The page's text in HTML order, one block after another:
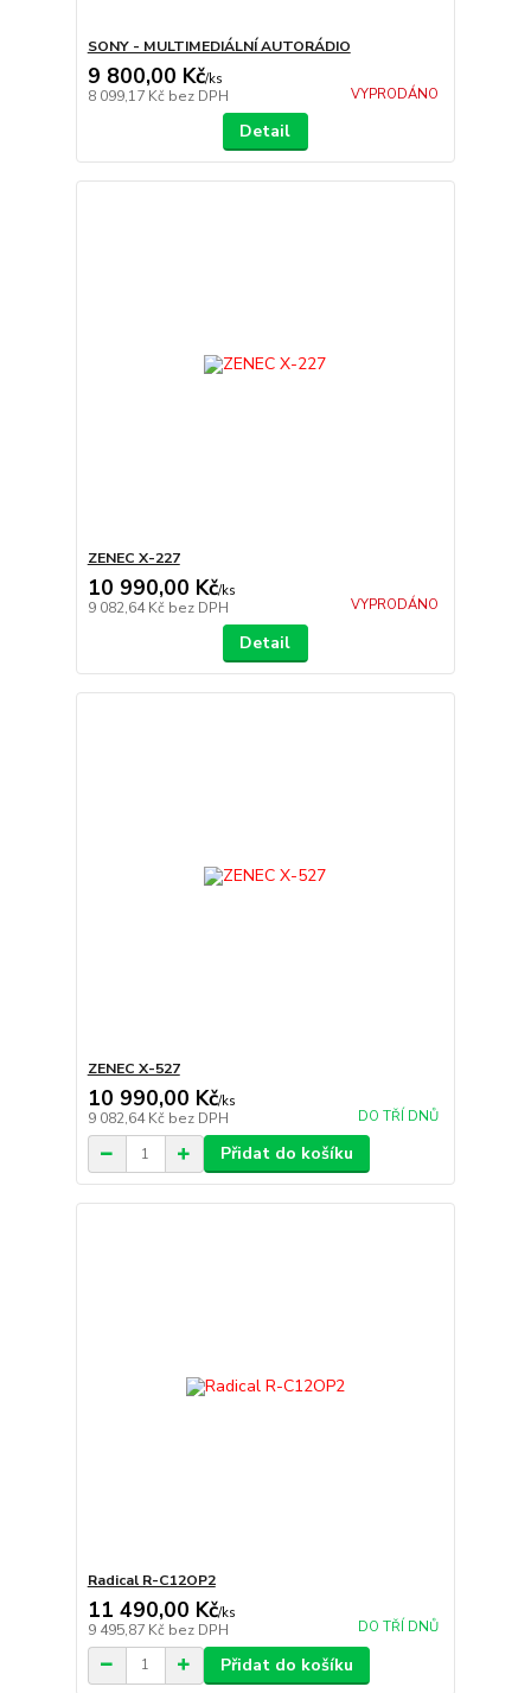
SONY - MULTIMEDIÁLNÍ AUTORÁDIO
9 800,00 Kč/ks
8 099,17 Kč bez DPH VYPRODÁNO
Detail
ZENEC X-227
10 990,00 Kč/ks
9 082,64 Kč bez DPH VYPRODÁNO
Detail
ZENEC X-527
10 990,00 Kč/ks
9 082,64 Kč bez DPH DO TŘÍ DNŮ
Přidat do košíku
Radical R-C12OP2
11 490,00 Kč/ks
9 495,87 Kč bez DPH DO TŘÍ DNŮ
Přidat do košíku